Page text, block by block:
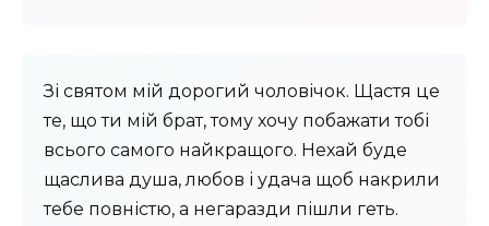
Зі святом мій дорогий чоловічок. Щастя це
те, що ти мій брат, тому хочу побажати тобі
всього самого найкращого. Нехай буде
щаслива душа, любов і удача щоб накрили
тебе повністю, а негаразди пішли геть.